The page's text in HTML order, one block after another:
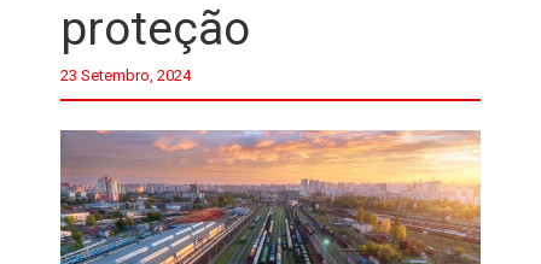
proteção
23 Setembro, 2024